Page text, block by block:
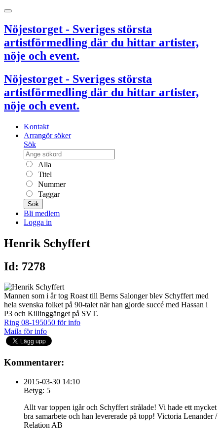
Nöjestorget - Sveriges största
artistförmedling där du hittar artister,
nöje och event.
Nöjestorget - Sveriges största
artistförmedling där du hittar artister,
nöje och event.
Kontakt
Arrangör söker
Sök
Alla
Titel
Nummer
Taggar
Sök
Bli medlem
Logga in
Henrik Schyffert
Id: 7278
Mannen som i år tog Roast till Berns Salonger blev Schyffert med
hela svenska folket på 90-talet när han gjorde succé med Hassan i
P3 och Killinggänget på SVT.
Ring 08-195050 för info
Maila för info
Kommentarer:
2015-03-30 14:10
Betyg: 5
Allt var toppen igår och Schyffert strålade! Vi hade ett mycket
bra samarbete och han levererade på topp! Victoria Lenander /
Relation AB